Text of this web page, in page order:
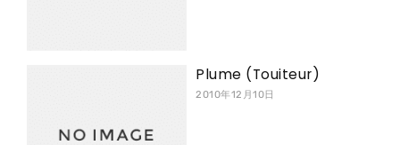
Plume (Touiteur)
2010年12月10日